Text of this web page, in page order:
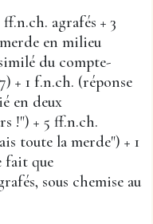
agrafés + 3
en milieu
du compte-
+ 1 f.n.ch. (réponse
en deux
!") + 5 ff.n.ch.
toute la merde") + 1
fait que
sous chemise au